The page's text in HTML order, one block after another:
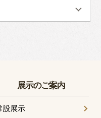
展示のご案内
設展示